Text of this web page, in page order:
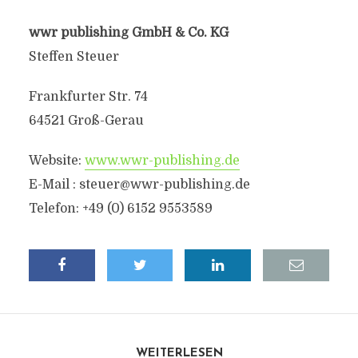
wwr publishing GmbH & Co. KG
Steffen Steuer
Frankfurter Str. 74
64521 Groß-Gerau
Website: www.wwr-publishing.de
E-Mail : steuer@wwr-publishing.de
Telefon: +49 (0) 6152 9553589
WEITERLESEN